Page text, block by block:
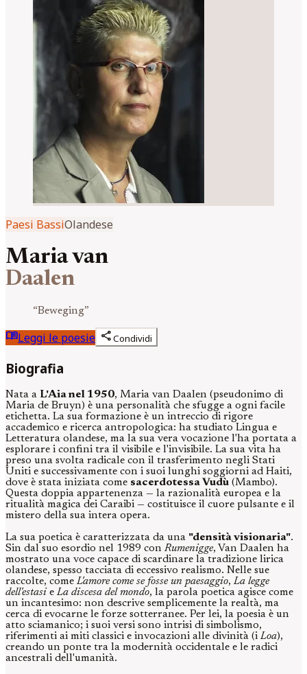
Paesi BassiOlandese
Maria van
Daalen
“Beweging”
menu_bookLeggi le poesie shareCondividi
Biografia
Nata a L'Aia nel 1950, Maria van Daalen (pseudonimo di
Maria de Bruyn) è una personalità che sfugge a ogni facile
etichetta. La sua formazione è un intreccio di rigore
accademico e ricerca antropologica: ha studiato Lingua e
Letteratura olandese, ma la sua vera vocazione l'ha portata a
esplorare i confini tra il visibile e l'invisibile. La sua vita ha
preso una svolta radicale con il trasferimento negli Stati
Uniti e successivamente con i suoi lunghi soggiorni ad Haiti,
dove è stata iniziata come sacerdotessa Vudù (Mambo).
Questa doppia appartenenza — la razionalità europea e la
ritualità magica dei Caraibi — costituisce il cuore pulsante e il
mistero della sua intera opera.
La sua poetica è caratterizzata da una "densità visionaria".
Sin dal suo esordio nel 1989 con Rumenigge, Van Daalen ha
mostrato una voce capace di scardinare la tradizione lirica
olandese, spesso tacciata di eccessivo realismo. Nelle sue
raccolte, come L'amore come se fosse un paesaggio, La legge
dell'estasi e La discesa del mondo, la parola poetica agisce come
un incantesimo: non descrive semplicemente la realtà, ma
cerca di evocarne le forze sotterranee. Per lei, la poesia è un
atto sciamanico; i suoi versi sono intrisi di simbolismo,
riferimenti ai miti classici e invocazioni alle divinità (i Loa),
creando un ponte tra la modernità occidentale e le radici
ancestrali dell'umanità.